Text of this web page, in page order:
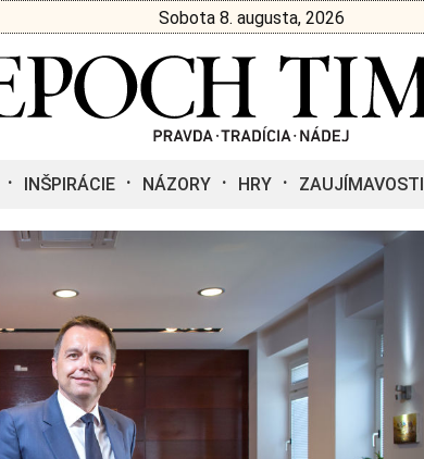
Sobota 8. augusta, 2026
INŠPIRÁCIE NÁZORY HRY ZAUJÍMAVOSTI